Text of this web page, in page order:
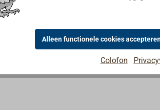
horloges. Alle Instrumenten zijn
gemaakt van gepolijst of
verchroomd messing of roestvrij
staal. Ze bieden uitstekende
technologie en een nauwkeurige
werking. Zoals gebruikelijk in de
scheepvaartindustrie zijn de
Alleen functionele cookies
Colofon